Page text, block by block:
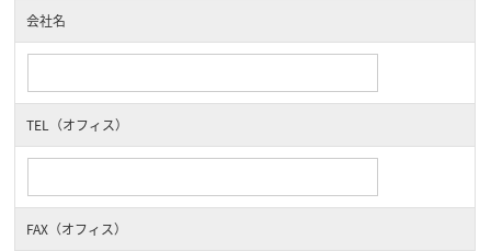
会社名
TEL（オフィス）
FAX（オフィス）